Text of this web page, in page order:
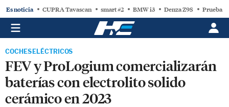
Es noticia CUPRA Tavascan smart #2 BMW i3 Denza Z9S Prueba
COCHES ELÉCTRICOS
FEV y ProLogium comercializarán
baterías con electrolito solido
cerámico en 2023